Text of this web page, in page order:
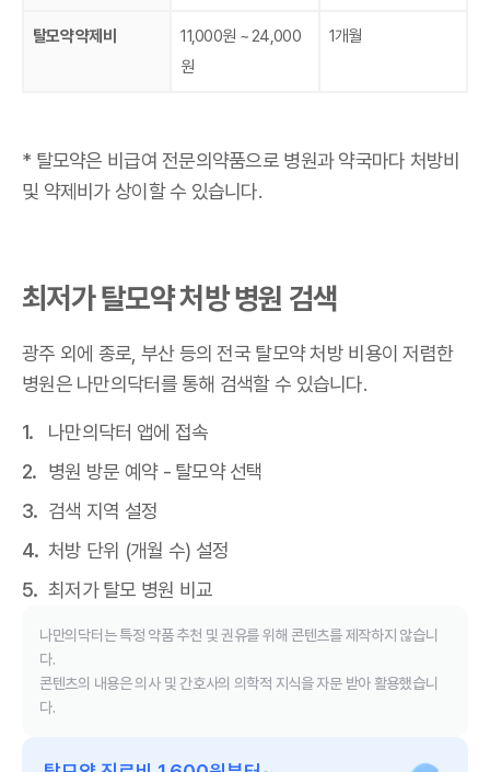
탈모약 약제비
11,000원 ~ 24,000
원
1개월
* 탈모약은 비급여 전문의약품으로 병원과 약국마다 처방비
및 약제비가 상이할 수 있습니다.
최저가 탈모약 처방 병원 검색
광주 외에 종로, 부산 등의 전국 탈모약 처방 비용이 저렴한
병원은 나만의닥터를 통해 검색할 수 있습니다.
나만의닥터 앱에 접속
병원 방문 예약 - 탈모약 선택
검색 지역 설정
처방 단위 (개월 수) 설정
최저가 탈모 병원 비교
나만의닥터는 특정 약품 추천 및 권유를 위해 콘텐츠를 제작하지 않습니
다.
콘텐츠의 내용은 의사 및 간호사의 의학적 지식을 자문 받아 활용했습니
다.